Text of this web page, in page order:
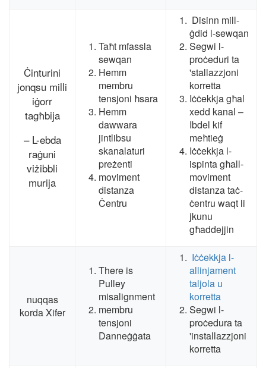
Ċinturini
jonqsu milli
iġorr
tagħbija
– L-ebda
raġuni
viżibbli
murija
Taħt mfassla
sewqan
Hemm
membru
tensjoni ħsara
Hemm
dawwara
jintlibsu
skanalaturi
preżenti
moviment
distanza
Ċentru
Disinn mill-
ġdid l-sewqan
Segwi l-
proċeduri ta
'stallazzjoni
korretta
Iċċekkja għal
xedd kanal –
Ibdel kif
meħtieġ
Iċċekkja l-
ispinta għall-
moviment
distanza taċ-
ċentru waqt li
jkunu
għaddejjin
nuqqas
korda Xifer
There is
Pulley
misalignment
membru
tensjoni
Danneġġata
Iċċekkja l-
allinjament
taljola u
korretta
Segwi l-
proċedura ta
'installazzjoni
korretta